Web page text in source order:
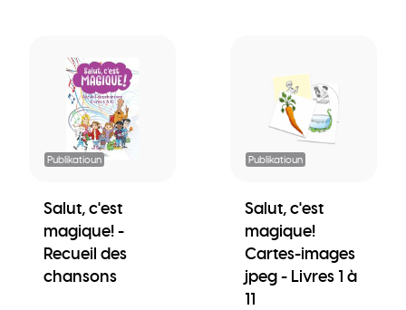
Publikatioun
Salut, c'est
magique! -
Recueil des
chansons
Publikatioun
Salut, c'est
magique!
Cartes-images
jpeg - Livres 1 à
11